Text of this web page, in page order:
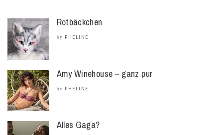
Rotbäckchen
by PHELINE
Amy Winehouse – ganz pur
by PHELINE
Alles Gaga?